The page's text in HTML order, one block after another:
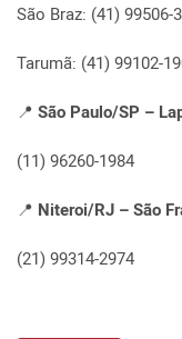
São Braz: (41) 99506-
Tarumã: (41) 99102-
📍 São Paulo/SP –
(11) 96260-1984
📍 Niteroi/RJ – São
(21) 99314-2974